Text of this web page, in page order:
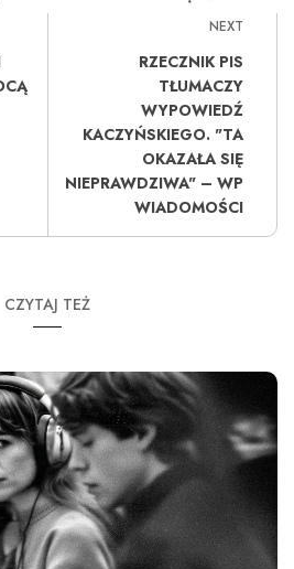
NEXT
RZECZNIK PIS
TŁUMACZY
WYPOWIEDŹ
KACZYŃSKIEGO. "TA
OKAZAŁA SIĘ
NIEPRAWDZIWA" – WP
WIADOMOŚCI
CZYTAJ TEŻ